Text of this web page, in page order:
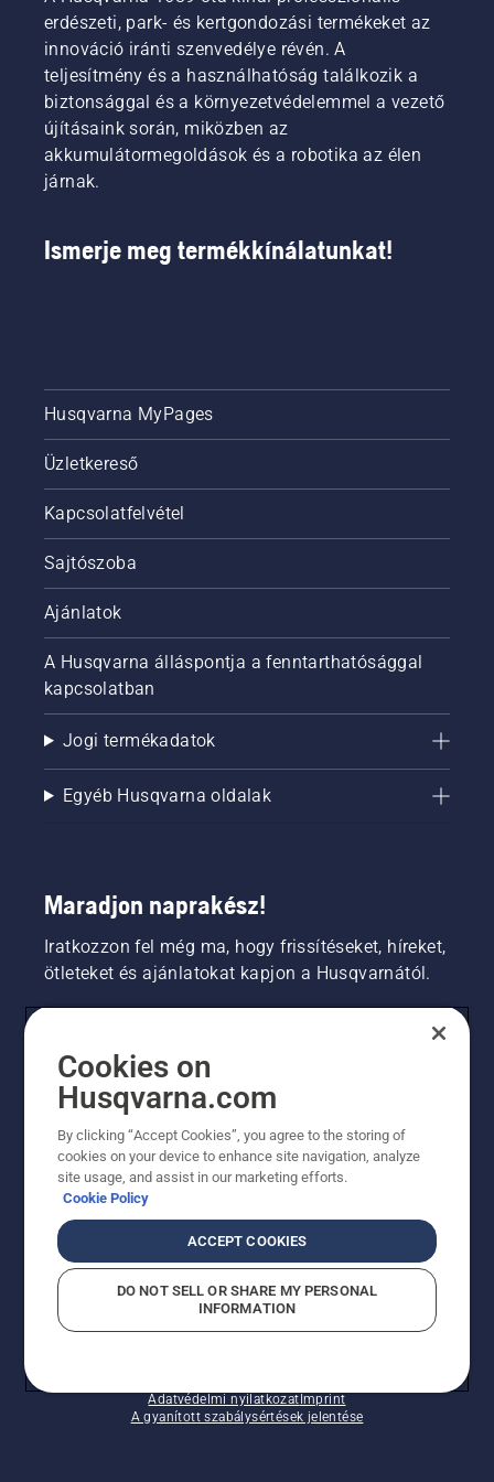
eljárása.
követi
ezt az
eljárást,
akkor a
Husqvarna
nagyon
elindítani.
egyszerű
lépéseket.
A pad
mindig
hasznos
munkához,
és így
csavarokat
vagy
anyát,
ha
leejtené.
élesítéséről
és
karbantartásáról.
erdészeti, park- és kertgondozási termékeket az
innováció iránti szenvedélye révén. A
teljesítmény és a használhatóság találkozik a
biztonsággal és a környezetvédelemmel a vezető
újításaink során, miközben az
akkumulátormegoldások és a robotika az élen
járnak.
Ismerje meg termékkínálatunkat!
Husqvarna MyPages
Üzletkereső
Kapcsolatfelvétel
Sajtószoba
Ajánlatok
A Husqvarna álláspontja a fenntarthatósággal
kapcsolatban
Jogi termékadatok
Egyéb Husqvarna oldalak
Maradjon naprakész!
Iratkozzon fel még ma, hogy frissítéseket, híreket,
ötleteket és ajánlatokat kapjon a Husqvarnától.
PROFESSZIONÁLIS
Adatvédelmi nyilatkozatImprint
A gyanított szabálysértések jelentése
Cookies on
Husqvarna.com
By clicking “Accept Cookies”, you agree to the storing of
cookies on your device to enhance site navigation, analyze
site usage, and assist in our marketing efforts.
Cookie Policy
ACCEPT COOKIES
DO NOT SELL OR SHARE MY PERSONAL
INFORMATION